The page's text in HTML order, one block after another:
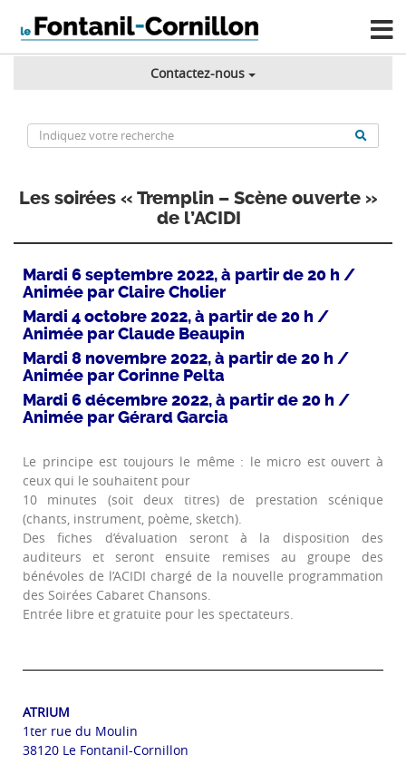
Contactez-nous
Les soirées « Tremplin – Scène ouverte »
de l’ACIDI
Mardi 6 septembre 2022, à partir de 20 h /
Animée par Claire Cholier
Mardi 4 octobre 2022, à partir de 20 h /
Animée par Claude Beaupin
Mardi 8 novembre 2022, à partir de 20 h /
Animée par Corinne Pelta
Mardi 6 décembre 2022, à partir de 20 h /
Animée par Gérard Garcia
Le principe est toujours le même : le micro est ouvert à
ceux qui le souhaitent pour
10 minutes (soit deux titres) de prestation scénique
(chants, instrument, poème, sketch).
Des fiches d’évaluation seront à la disposition des
auditeurs et seront ensuite remises au groupe des
bénévoles de l’ACIDI chargé de la nouvelle programmation
des Soirées Cabaret Chansons.
Entrée libre et gratuite pour les spectateurs.
ATRIUM
1ter rue du Moulin
38120 Le Fontanil-Cornillon